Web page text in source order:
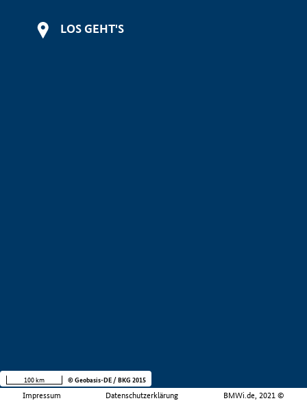
LOS GEHT'S
Impressum Datenschutzerklärung BMWi.de, 2021 ©
100 km © Geobasis-DE / BKG 2015